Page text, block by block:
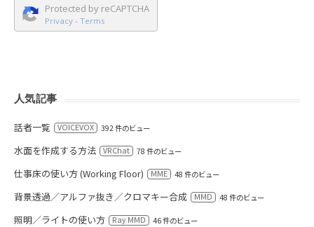
Protected by reCAPTCHA
Privacy - Terms
人気記事
話者一覧 VOICEVOX 392 件のビュー
水面を作成する方法 VRChat 78 件のビュー
仕事床の使い方 (Working Floor) MME 48 件のビュー
背景透過／アルファ抜き／クロマキー合成 MMD 48 件のビュー
照明／ライトの使い方 Ray MMD 46 件のビュー